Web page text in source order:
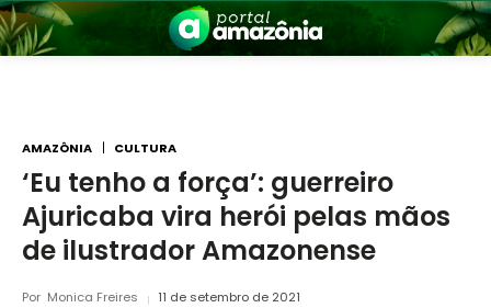
AMAZÔNIA CULTURA
‘Eu tenho a força’: guerreiro
Ajuricaba vira herói pelas mãos
de ilustrador Amazonense
Por Monica Freires 11 de setembro de 2021